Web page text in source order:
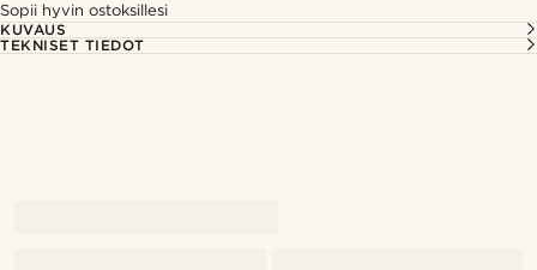
Sopii hyvin ostoksillesi
KUVAUS
TEKNISET TIEDOT